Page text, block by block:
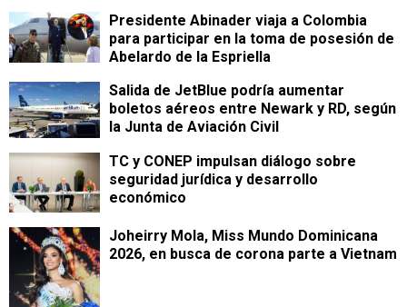
Presidente Abinader viaja a Colombia
para participar en la toma de posesión de
Abelardo de la Espriella
Salida de JetBlue podría aumentar
boletos aéreos entre Newark y RD, según
la Junta de Aviación Civil
TC y CONEP impulsan diálogo sobre
seguridad jurídica y desarrollo
económico
Joheirry Mola, Miss Mundo Dominicana
2026, en busca de corona parte a Vietnam